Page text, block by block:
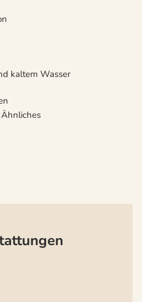
kaltem Wasser